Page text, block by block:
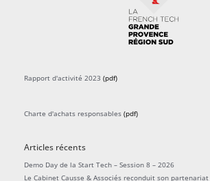
Charte d'achats responsables
Articles récents
Le Cabinet Causse & Associés reconduit son partenariat
Les startups de la French Tech Grande Provence